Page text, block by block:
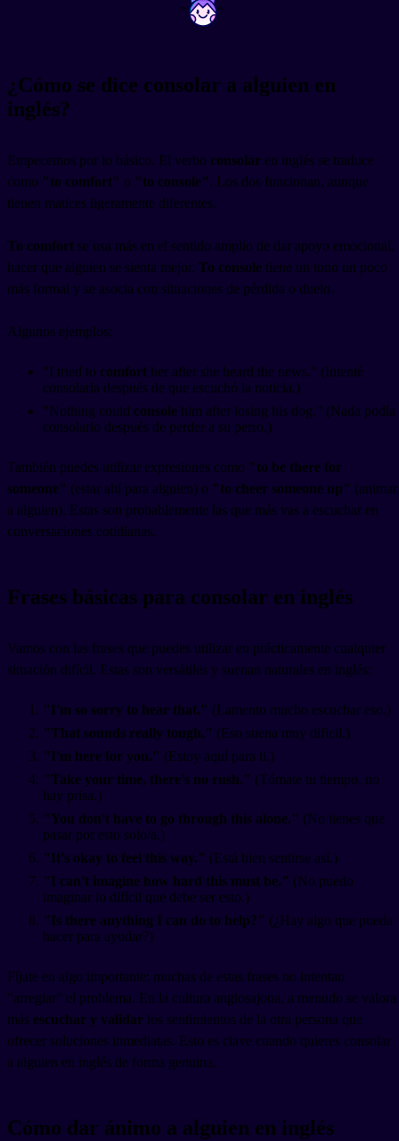
~ ~
¿Cómo se dice consolar a alguien en
inglés?
Empecemos por lo básico. El verbo consolar en inglés se traduce
como "to comfort" o "to console". Los dos funcionan, aunque
tienen matices ligeramente diferentes.
To comfort se usa más en el sentido amplio de dar apoyo emocional,
hacer que alguien se sienta mejor. To console tiene un tono un poco
más formal y se asocia con situaciones de pérdida o duelo.
Algunos ejemplos:
"I tried to comfort her after she heard the news." (Intenté
consolarla después de que escuchó la noticia.)
"Nothing could console him after losing his dog." (Nada podía
consolarlo después de perder a su perro.)
También puedes utilizar expresiones como "to be there for
someone" (estar ahí para alguien) o "to cheer someone up" (animar
a alguien). Estas son probablemente las que más vas a escuchar en
conversaciones cotidianas.
Frases básicas para consolar en inglés
Vamos con las frases que puedes utilizar en prácticamente cualquier
situación difícil. Estas son versátiles y suenan naturales en inglés:
"I'm so sorry to hear that." (Lamento mucho escuchar eso.)
"That sounds really tough." (Eso suena muy difícil.)
"I'm here for you." (Estoy aquí para ti.)
"Take your time, there's no rush." (Tómate tu tiempo, no
hay prisa.)
"You don't have to go through this alone." (No tienes que
pasar por esto solo/a.)
"It's okay to feel this way." (Está bien sentirse así.)
"I can't imagine how hard this must be." (No puedo
imaginar lo difícil que debe ser esto.)
"Is there anything I can do to help?" (¿Hay algo que pueda
hacer para ayudar?)
Fíjate en algo importante: muchas de estas frases no intentan
"arreglar" el problema. En la cultura anglosajona, a menudo se valora
más escuchar y validar los sentimientos de la otra persona que
ofrecer soluciones inmediatas. Esto es clave cuando quieres consolar
a alguien en inglés de forma genuina.
Cómo dar ánimo a alguien en inglés